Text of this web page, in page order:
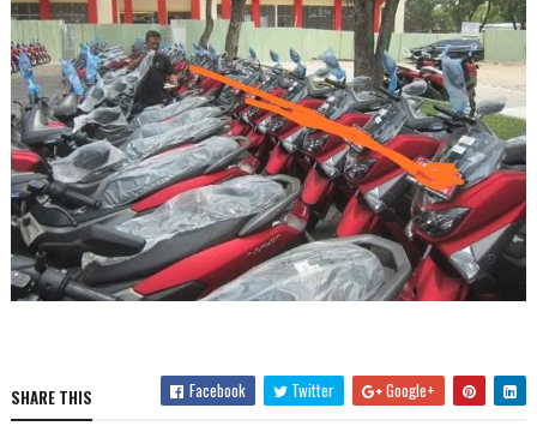
SHARE THIS Facebook Twitter Google+